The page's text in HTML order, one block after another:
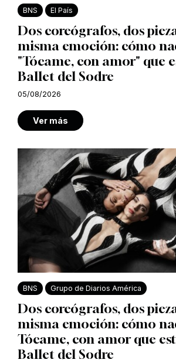
BNS El País
Dos coreógrafos, dos
misma emoción: cómo
"Tócame, con amor" que
Ballet del Sodre
05/08/2026
Ver más
BNS Grupo de Diarios América
Dos coreógrafos, dos
misma emoción: cómo
Tócame, con amor que
Ballet del Sodre